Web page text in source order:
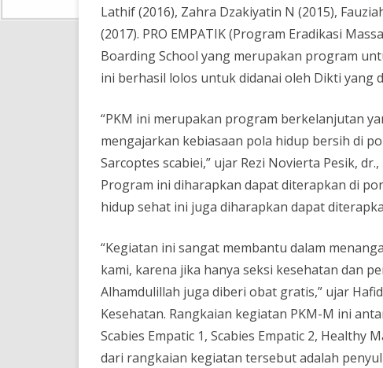
Lathif (2016), Zahra Dzakiyatin N (2015),
(2017). PRO EMPATIK (Program Eradikasi
Boarding School yang merupakan program
ini berhasil lolos untuk didanai oleh Dikti yang
“PKM ini merupakan program berkelanjutan
mengajarkan kebiasaan pola hidup bersih di
Sarcoptes scabiei,” ujar Rezi Novierta Pesik,
Program ini diharapkan dapat diterapkan di
hidup sehat ini juga diharapkan dapat
“Kegiatan ini sangat membantu dalam
kami, karena jika hanya seksi kesehatan dan
Alhamdulillah juga diberi obat gratis,” ujar
Kesehatan. Rangkaian kegiatan PKM-M ini
Scabies Empatic 1, Scabies Empatic 2,
dari rangkaian kegiatan tersebut adalah